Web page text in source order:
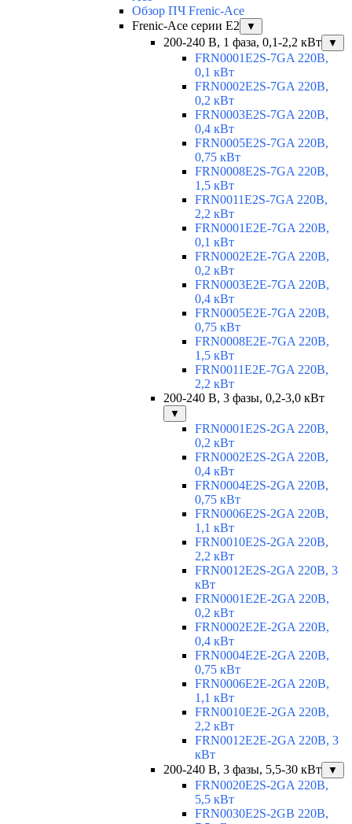
Обзор ПЧ Frenic-Ace
Frenic-Ace серии E2
▼
200-240 В, 1 фаза, 0,1-2,2 кВт ▼
FRN0001E2S-7GA 220В,
0,1 кВт
FRN0002E2S-7GA 220В,
0,2 кВт
FRN0003E2S-7GA 220В,
0,4 кВт
FRN0005E2S-7GA 220В,
0,75 кВт
FRN0008E2S-7GA 220В,
1,5 кВт
FRN0011E2S-7GA 220В,
2,2 кВт
FRN0001E2E-7GA 220В,
0,1 кВт
FRN0002E2E-7GA 220В,
0,2 кВт
FRN0003E2E-7GA 220В,
0,4 кВт
FRN0005E2E-7GA 220В,
0,75 кВт
FRN0008E2E-7GA 220В,
1,5 кВт
FRN0011E2E-7GA 220В,
2,2 кВт
200-240 В, 3 фазы, 0,2-3,0 кВт
▼
FRN0001E2S-2GA 220В,
0,2 кВт
FRN0002E2S-2GA 220В,
0,4 кВт
FRN0004E2S-2GA 220В,
0,75 кВт
FRN0006E2S-2GA 220В,
1,1 кВт
FRN0010E2S-2GA 220В,
2,2 кВт
FRN0012E2S-2GA 220В, 3
кВт
FRN0001E2E-2GA 220В,
0,2 кВт
FRN0002E2E-2GA 220В,
0,4 кВт
FRN0004E2E-2GA 220В,
0,75 кВт
FRN0006E2E-2GA 220В,
1,1 кВт
FRN0010E2E-2GA 220В,
2,2 кВт
FRN0012E2E-2GA 220В, 3
кВт
200-240 В, 3 фазы, 5,5-30 кВт
▼
FRN0020E2S-2GA 220В,
5,5 кВт
FRN0030E2S-2GB 220В,